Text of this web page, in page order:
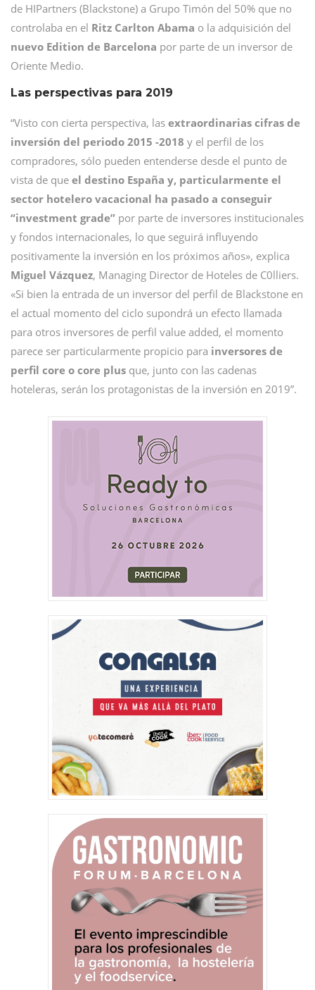
de HIPartners (Blackstone) a Grupo Timón del 50% que no
controlaba en el Ritz Carlton Abama o la adquisición del
nuevo Edition de Barcelona por parte de un inversor de
Oriente Medio.
Las perspectivas para 2019
“Visto con cierta perspectiva, las extraordinarias cifras de
inversión del periodo 2015 -2018 y el perfil de los
compradores, sólo pueden entenderse desde el punto de
vista de que el destino España y, particularmente el
sector hotelero vacacional ha pasado a conseguir
“investment grade” por parte de inversores institucionales
y fondos internacionales, lo que seguirá influyendo
positivamente la inversión en los próximos años», explica
Miguel Vázquez, Managing Director de Hoteles de C0lliers.
«Si bien la entrada de un inversor del perfil de Blackstone en
el actual momento del ciclo supondrá un efecto llamada
para otros inversores de perfil value added, el momento
parece ser particularmente propicio para inversores de
perfil core o core plus que, junto con las cadenas
hoteleras, serán los protagonistas de la inversión en 2019”.